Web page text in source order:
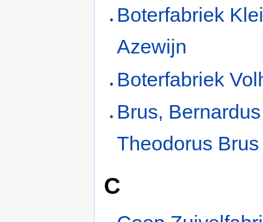
Boterfabriek
Azewijn
Boterfabriek
Brus, Bernardus
Theodorus Brus
C